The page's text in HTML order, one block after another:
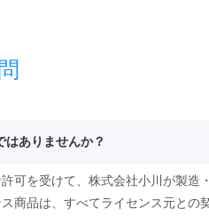
はありませんか？
可を受けて、株式会社小川が製
商品は、すべてライセンス元と